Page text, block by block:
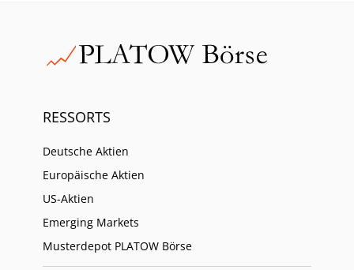
RESSORTS
Deutsche Aktien
Europäische Aktien
US-Aktien
Emerging Markets
Musterdepot PLATOW Börse